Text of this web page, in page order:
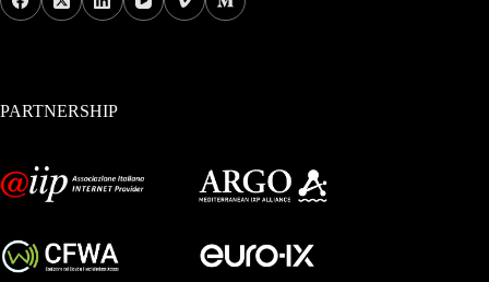
PARTNERSHIP